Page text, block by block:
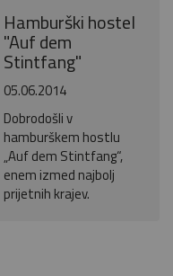
Hamburški hostel
"Auf dem
Stintfang"
05.06.2014
Dobrodošli v
hamburškem hostlu
„Auf dem Stintfang“,
enem izmed najbolj
prijetnih krajev.